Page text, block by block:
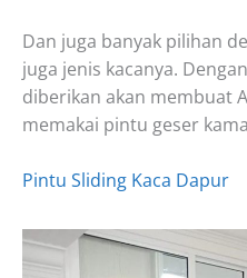
Dan juga banyak pilihan
juga jenis kacanya.
diberikan akan membuat
memakai pintu geser
Pintu Sliding Kaca Dapur